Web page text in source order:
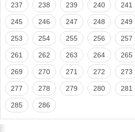
237 238 239 240 241
245 246 247 248 249
253 254 255 256 257
261 262 263 264 265
269 270 271 272 273
277 278 279 280 281
285 286